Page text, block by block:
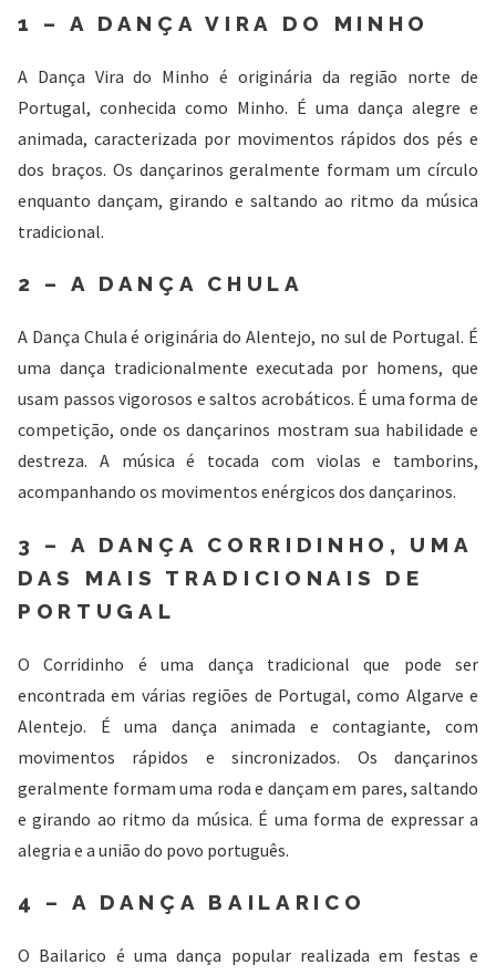
1 – A DANÇA VIRA DO MINHO
A Dança Vira do Minho é originária da região norte de
Portugal, conhecida como Minho. É uma dança alegre e
animada, caracterizada por movimentos rápidos dos pés e
dos braços. Os dançarinos geralmente formam um círculo
enquanto dançam, girando e saltando ao ritmo da música
tradicional.
2 – A DANÇA CHULA
A Dança Chula é originária do Alentejo, no sul de Portugal. É
uma dança tradicionalmente executada por homens, que
usam passos vigorosos e saltos acrobáticos. É uma forma de
competição, onde os dançarinos mostram sua habilidade e
destreza. A música é tocada com violas e tamborins,
acompanhando os movimentos enérgicos dos dançarinos.
3 – A DANÇA CORRIDINHO, UMA
DAS MAIS TRADICIONAIS DE
PORTUGAL
O Corridinho é uma dança tradicional que pode ser
encontrada em várias regiões de Portugal, como Algarve e
Alentejo. É uma dança animada e contagiante, com
movimentos rápidos e sincronizados. Os dançarinos
geralmente formam uma roda e dançam em pares, saltando
e girando ao ritmo da música. É uma forma de expressar a
alegria e a união do povo português.
4 – A DANÇA BAILARICO
O Bailarico é uma dança popular realizada em festas e